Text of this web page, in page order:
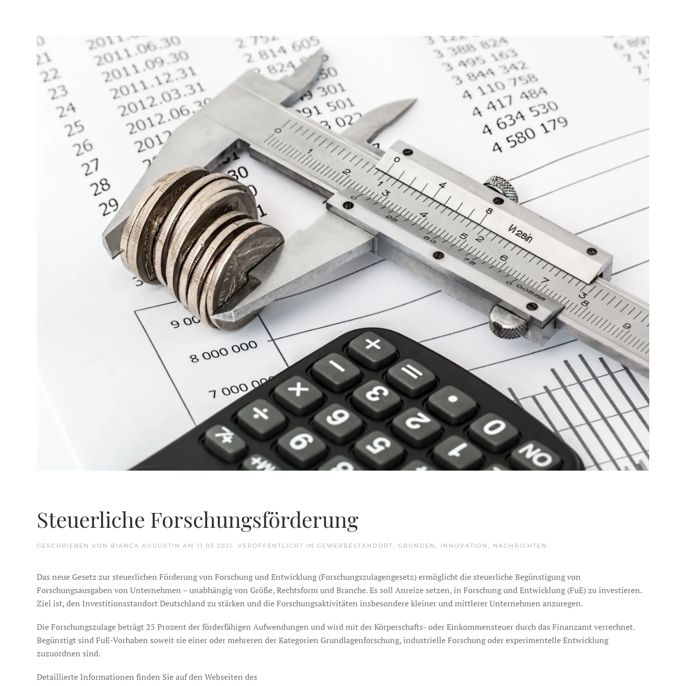
Steuerliche Forschungsförderung
GESCHRIEBEN VON BIANCA AUGUSTIN AM 11.03.2021 . VERÖFFENTLICHT IN GEWERBESTANDORT, GRÜNDEN , INNOVATION , NACHRICHTEN .
Das neue Gesetz zur steuerlichen Förderung von Forschung und Entwicklung (Forschungszulagengesetz) ermöglicht die steuerliche Begünstigung von
Forschungsausgaben von Unternehmen – unabhängig von Größe, Rechtsform und Branche. Es soll Anreize setzen, in Forschung und Entwicklung (FuE) zu investieren.
Ziel ist, den Investitionsstandort Deutschland zu stärken und die Forschungsaktivitäten insbesondere kleiner und mittlerer Unternehmen anzuregen.
Die Forschungszulage beträgt 25 Prozent der förderfähigen Aufwendungen und wird mit der Körperschafts- oder Einkommensteuer durch das Finanzamt verrechnet.
Begünstigt sind FuE-Vorhaben soweit sie einer oder mehreren der Kategorien Grundlagenforschung, industrielle Forschung oder experimentelle Entwicklung
zuzuordnen sind.
Detaillierte Informationen finden Sie auf den Webseiten des